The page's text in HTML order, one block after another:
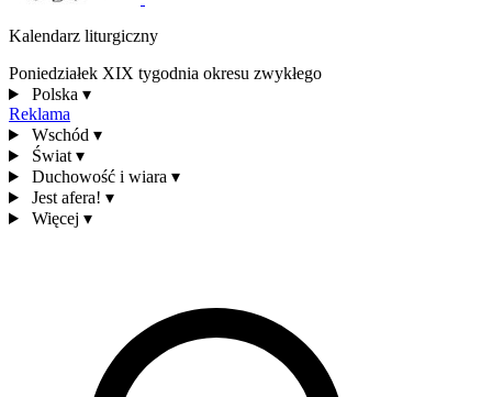
Kalendarz liturgiczny
Poniedziałek XIX tygodnia okresu zwykłego
Polska ▾
Reklama
Wschód ▾
Świat ▾
Duchowość i wiara ▾
Jest afera! ▾
Więcej ▾